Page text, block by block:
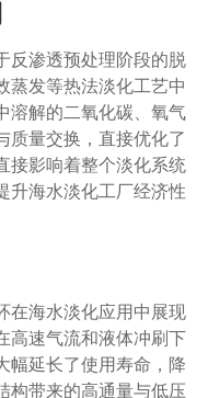
反渗透预处理阶段的脱
蒸发等热法淡化工艺中
溶解的二氧化碳、氧气
质量交换，直接优化了
接影响着整个淡化系统
升海水淡化工厂经济性
在海水淡化应用中展现
高速气流和液体冲刷下
幅延长了使用寿命，降
构带来的高通量与低压